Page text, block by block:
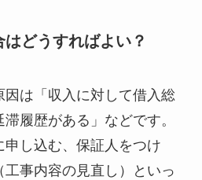
どうすればよい？
は「収入に対して借入総
履歴がある」などです。
申し込む、保証人をつけ
事内容の見直し）といっ